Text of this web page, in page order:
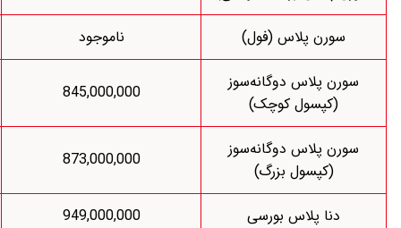
ناموجود
توقف فروش
845,000,000
822,115,000
873,000,000
834,905,000
949,000,000
867,924,000